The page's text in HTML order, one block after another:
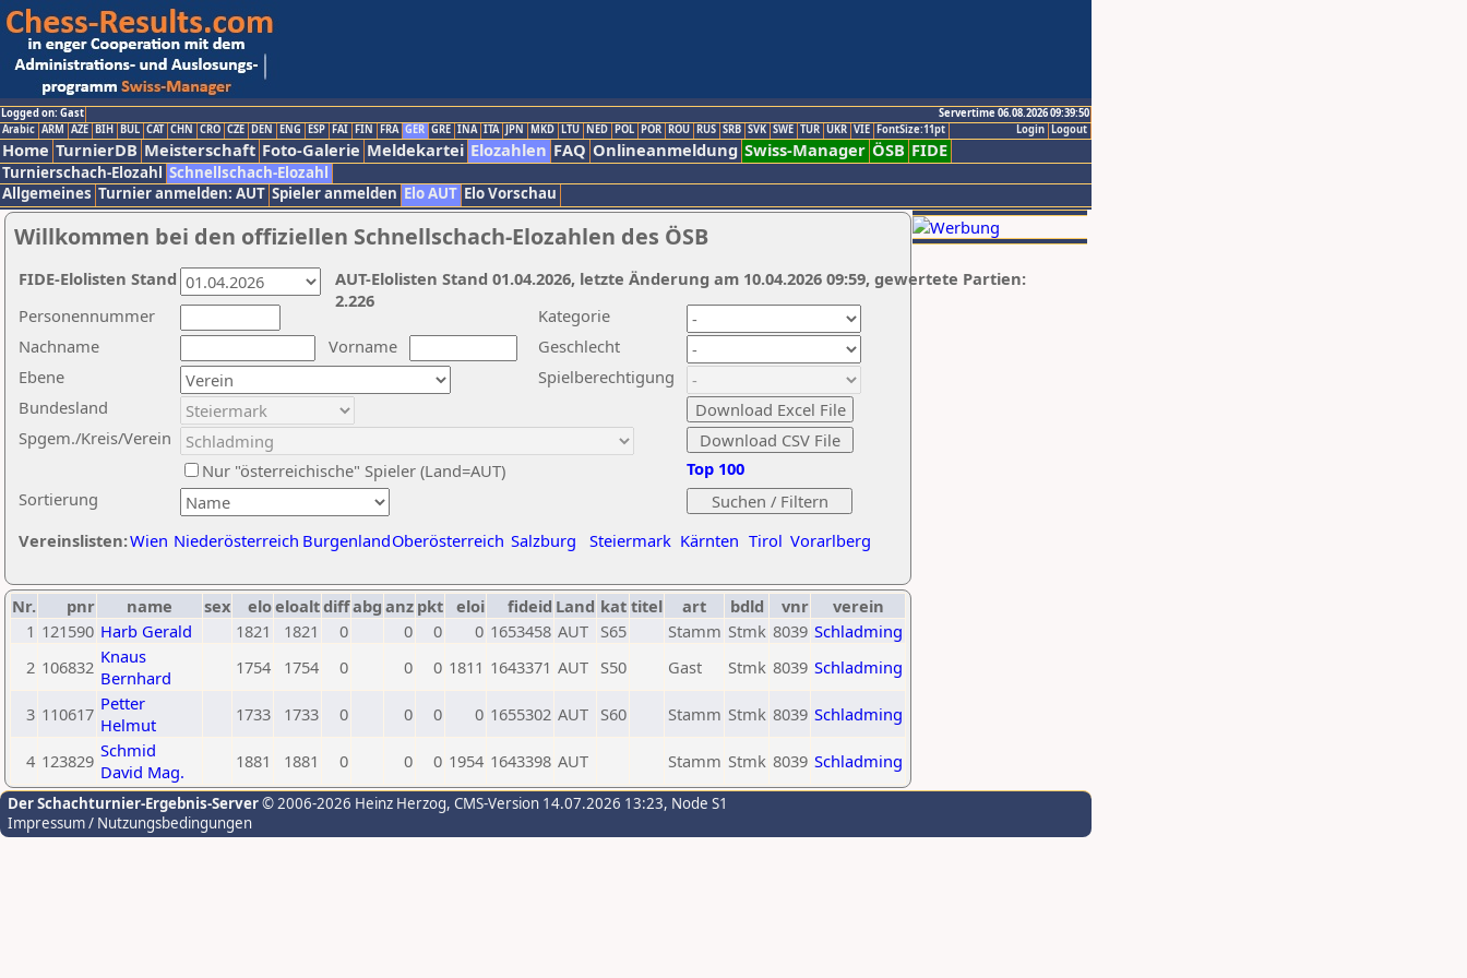
Logged on: Gast
Servertime 06.08.2026 09:39:50
Logout
Login
Arabic ARM AZE BIH BUL CAT CHN CRO CZE DEN ENG ESP FAI FIN FRA GER GRE INA ITA JPN MKD LTU NED POL POR ROU RUS SRB SVK SWE TUR UKR VIE FontSize:11pt
Home TurnierDB Meisterschaft Foto-Galerie Meldekartei Elozahlen FAQ Onlineanmeldung Swiss-Manager ÖSB FIDE
Turnierschach-Elozahl Schnellschach-Elozahl
Allgemeines Turnier anmelden: AUT Spieler anmelden Elo AUT Elo Vorschau
Willkommen bei den offiziellen Schnellschach-Elozahlen des ÖSB
Nachname
Vorname
Ebene
Kategorie
Sortierung
Personennummer
Bundesland
Spgem./Kreis/Verein
Geschlecht
Nur "österreichische" Spieler (Land=AUT)
Spielberechtigung
Vereinslisten:Wien Niederösterreich BurgenlandOberösterreich Salzburg Steiermark Kärnten Tirol Vorarlberg
Top 100
AUT-Elolisten Stand 01.04.2026, letzte Änderung am 10.04.2026 09:59, gewertete Partien:
2.226
FIDE-Elolisten Stand
Nr. pnr name sex eloeloaltdiffabg anz pkt eloi fideid Land kat titel art bdld vnr
verein
1 121590 Harb Gerald 1821 1821 0 0 0 0 1653458 AUT S65 Stamm Stmk 8039 Schladming
2 106832 Knaus
Bernhard
1754 1754 0 0 0 1811 1643371 AUT S50 Gast Stmk 8039 Schladming
3 110617 Petter
Helmut
1733 1733 0 0 0 0 1655302 AUT S60 Stamm Stmk 8039 Schladming
4 123829 Schmid
David Mag.
1881 1881 0 0 0 1954 1643398 AUT Stamm Stmk 8039 Schladming
Der Schachturnier-Ergebnis-Server© 2006-2026 Heinz Herzog, CMS-Version 14.07.2026 13:23, Node S1
Impressum / Nutzungsbedingungen